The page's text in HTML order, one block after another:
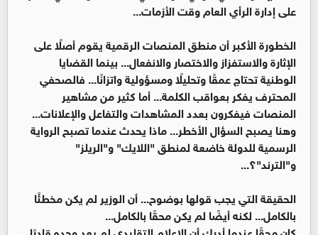
على إدارة الرأي العام وقت الأزمات...
الخطورة الأكبر أن منطق المنصات الرقمية يقوم أصلًا على
الإثارة والاستفزاز والاختصار والانفعال... بينما القضايا
الوطنية تحتاج عمقًا وتحليلًا ومسؤولية واتزانًا... فالصحفي
المحترف يفكر بعواقب الكلمة... أما كثير من مشاهير
المنصات فيفكرون بعدد المشاهدات والتفاعل والإعلانات...
وهنا يصبح السؤال الأخطر... ماذا يحدث عندما تصبح الرواية
الرسمية للدولة خاضعة لمنطق "اللايك" و"الريلز"
و"الترند"؟...
الحقيقة التي يجب قولها بوضوح... أن الوزير لم يكن مخطئًا
بالكامل... لكنه أيضًا لم يكن محقًا بالكامل...
كان محقًا عندما أدرك أن الإعلام التقليدي لم يعد وحده قادرًا